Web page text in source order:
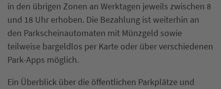
in den übrigen Zonen an Werktagen jeweils zwischen 8
und 18 Uhr erhoben. Die Bezahlung ist weiterhin an
den Parkscheinautomaten mit Münzgeld sowie
teilweise bargeldlos per Karte oder über verschiedenen
Park-Apps möglich.
Ein Überblick über die öffentlichen Parkplätze und